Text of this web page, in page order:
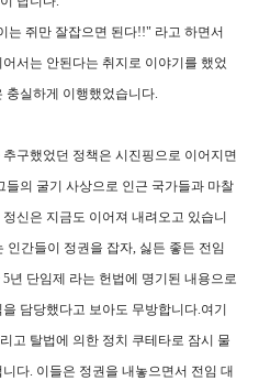
는 쥐만 잘잡으면 된다!!" 라고 하면서
서는 안된다는 취지로 이야기를 했었
충실하게 이행했었습니다.
구했었던 정책은 시진핑으로 이어지면
의 굴기 사상으로 인근 국가들과 마찰
신은 지금도 이어져 내려오고 있습니
인간들이 정권을 잡자, 싫든 좋든 전임
년 단임제 라는 헌법에 명기된 내용으로
담당했다고 보아도 무방합니다.여기
고 탈법에 의한 정치 쿠테타로 잠시 물
다. 이들은 정권을 내놓으면서 전임 대